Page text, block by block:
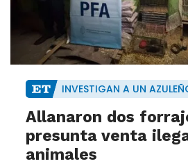
INVESTIGAN A UN
Allanaron dos
presunta venta
animales